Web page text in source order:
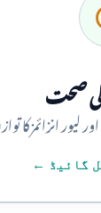
کی صحت
لیور انزائمز کا
گائیڈ ←